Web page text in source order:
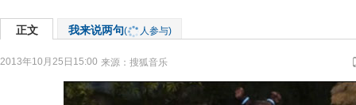
正文 我来说两句( 人参与)
2013年10月25日15:00 来源： 搜狐音乐